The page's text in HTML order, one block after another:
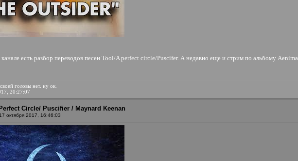
канале есть разбор переводов песен Tool/A perfect circle/Puscifer. А недавно еще и стрим по альбому Aenima
головы нет. ну ок.
20:27:07
Circle/ Puscifier / Maynard Keenan
17 октября 2017, 16:46:03